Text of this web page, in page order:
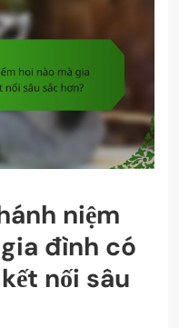
niệm
đình có
nối sâu